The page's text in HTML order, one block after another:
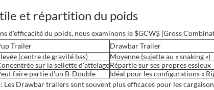
et répartition du poids
d'efficacité du poids, nous examinons le $GCW$ (Gross
Trailer
Drawbar Trailer
(centre de gravité bas)
Moyenne (sujette au « snaking »)
sur la sellette d'attelageRépartie sur ses propres essieux
faire partie d'un B-Double
Idéal pour les configurations «
Les Drawbar trailers sont souvent plus efficaces pour les